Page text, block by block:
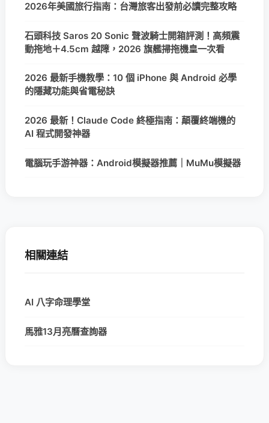
2026年美國旅行指南：台灣旅客出發前必讀完整攻略
石頭科技 Saros 20 Sonic 聲波騎士開箱評測！高頻震
動拖地＋4.5cm 越障，2026 旗艦掃拖機皇一次看
2026 最新手機教學：10 個 iPhone 與 Android 必學
的隱藏功能與省電秘訣
2026 最新！Claude Code 終極指南：顛覆終端機的
AI 程式開發神器
電腦玩手游神器：Android模擬器推薦｜MuMu模擬器
相關連結
AI 八字命理學堂
馬雅13月亮曆查詢器